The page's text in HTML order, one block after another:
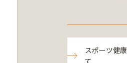
スポーツ健
て